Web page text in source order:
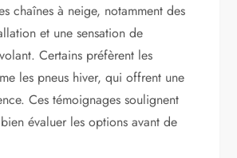
chaînes à neige, notamment des
et une sensation de
Certains préfèrent les
les pneus hiver, qui offrent une
Ces témoignages soulignent
évaluer les options avant de